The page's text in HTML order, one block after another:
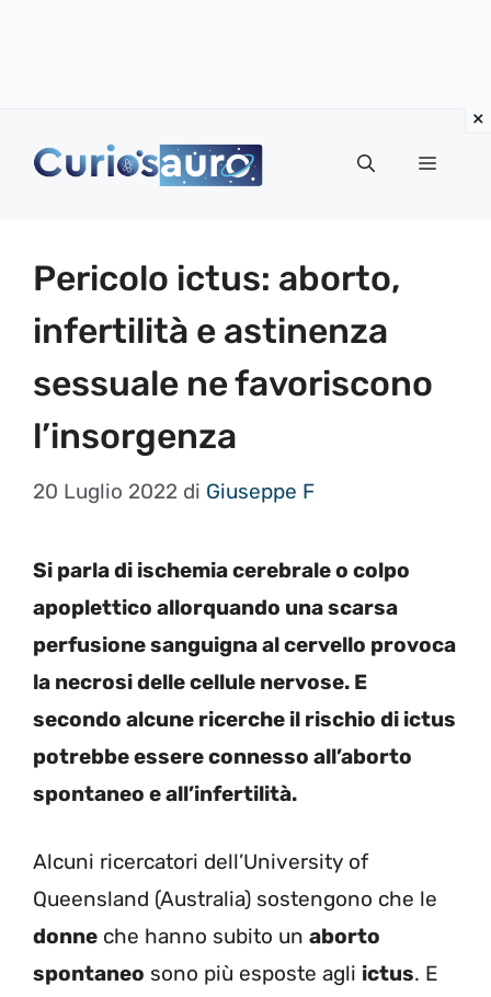
Menu
Pericolo ictus: aborto,
infertilità e astinenza
sessuale ne favoriscono
l’insorgenza
20 Luglio 2022 di Giuseppe F
Si parla di ischemia cerebrale o colpo
apoplettico allorquando una scarsa
perfusione sanguigna al cervello provoca
la necrosi delle cellule nervose. E
secondo alcune ricerche il rischio di ictus
potrebbe essere connesso all’aborto
spontaneo e all’infertilità.
Alcuni ricercatori dell’University of
Queensland (Australia) sostengono che le
donne che hanno subito un aborto
spontaneo sono più esposte agli ictus. E